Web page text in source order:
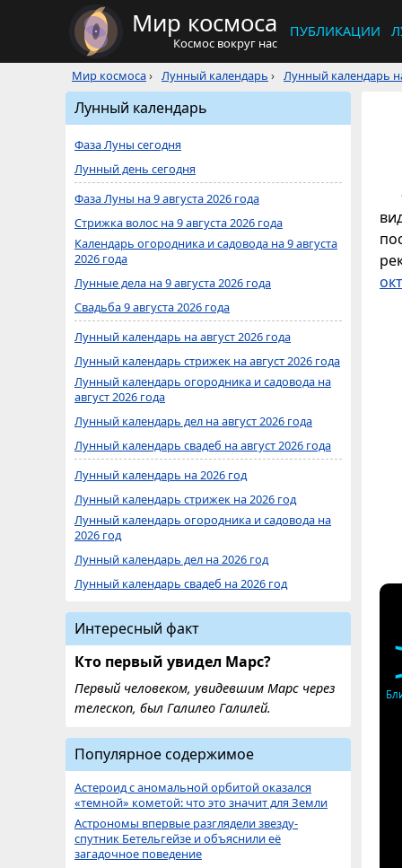
Мир космоса
Космос вокруг нас
ПУБЛИКАЦИИ
Мир космоса› Лунный календарь › Лунный календарь
Лунный календарь
Фаза Луны сегодня
Лунный день сегодня
Фаза Луны на 9 августа 2026 года
Стрижка волос на 9 августа 2026 года
Календарь огородника и садовода на 9 августа
2026 года
Лунные дела на 9 августа 2026 года
Свадьба 9 августа 2026 года
Лунный календарь на август 2026 года
Лунный календарь стрижек на август 2026 года
Лунный календарь огородника и садовода на
август 2026 года
Лунный календарь дел на август 2026 года
Лунный календарь свадеб на август 2026 года
Лунный календарь на 2026 год
Лунный календарь стрижек на 2026 год
Лунный календарь огородника и садовода на
2026 год
Лунный календарь дел на 2026 год
Лунный календарь свадеб на 2026 год
Интересный факт
Кто первый увидел Марс?
Первый человеком, увидевшим Марс через
телескоп, был Галилео Галилей.
Популярное содержимое
Астероид с аномальной орбитой оказался
«темной» кометой: что это значит для Земли
Астрономы впервые разглядели звезду-
спутник Бетельгейзе и объяснили её
загадочное поведение